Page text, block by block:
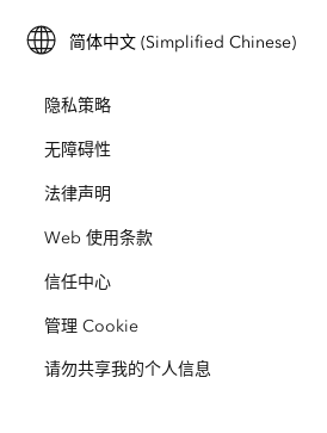
Esri Store
Esri 年轻专家关系网
ArcUser
ArcNews
ArcWatch
Esri Press
Esri 视频
招贤纳士
开放视野
业务行为准则
网站地图
ArcGIS for Student Use
保护
教育
种族平等
简体中文 (Simplified Chinese)
隐私策略
无障碍性
法律声明
Web 使用条款
信任中心
管理 Cookie
请勿共享我的个人信息